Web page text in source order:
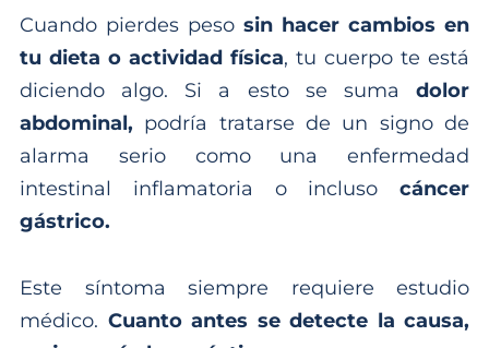
Cuando pierdes peso sin hacer cambios en
tu dieta o actividad física, tu cuerpo te está
diciendo algo. Si a esto se suma dolor
abdominal, podría tratarse de un signo de
alarma serio como una enfermedad
intestinal inflamatoria o incluso cáncer
gástrico.
Este síntoma siempre requiere estudio
médico. Cuanto antes se detecte la causa,